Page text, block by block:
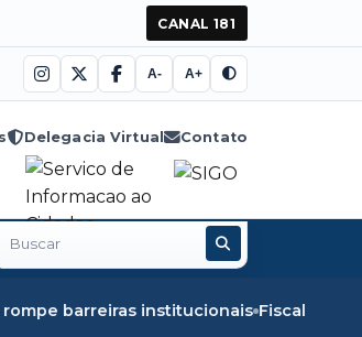
CANAL 181
A- A+
Delegacia Virtual Contato
Buscar
no
institucionais Fiscalização em